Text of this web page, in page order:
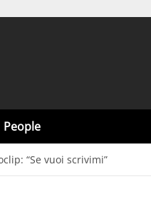
People
“Se vuoi scrivimi”